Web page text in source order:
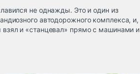
не однажды. Это и один из
автодорожного комплекса, и,
и «станцевал» прямо с машинами и